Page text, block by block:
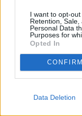
I want to opt-out
Retention,
Personal Data
Purposes for
Opted In
CONFIRM
Data Deletion
και δεν